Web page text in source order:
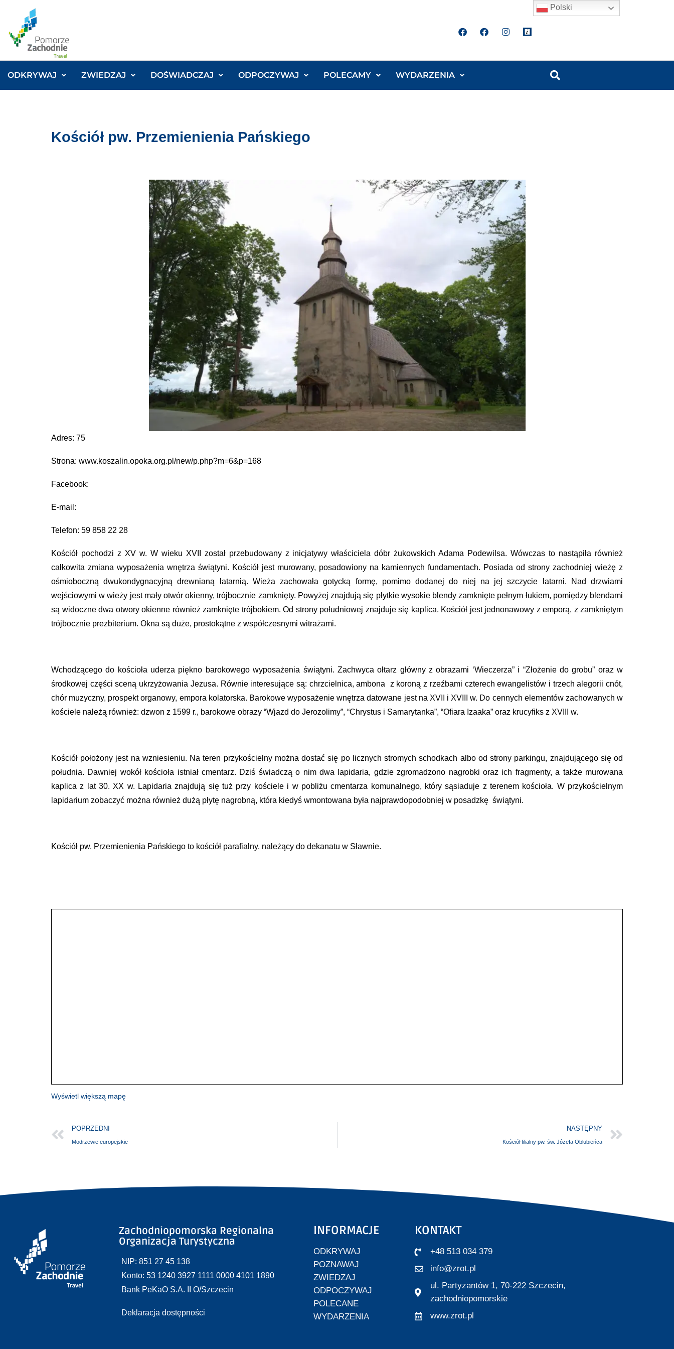
ODKRYWAJ ZWIEDZAJ DOŚWIADCZAJ ODPOCZYWAJ POLECAMY WYDARZENIA
Kościół pw. Przemienienia Pańskiego
Adres: 75
Strona: www.koszalin.opoka.org.pl/new/p.php?m=6&p=168
Facebook:
E-mail:
Telefon: 59 858 22 28
Kościół pochodzi z XV w. W wieku XVII został przebudowany z inicjatywy właściciela dóbr żukowskich Adama Podewilsa. Wówczas to nastąpiła również
całkowita zmiana wyposażenia wnętrza świątyni. Kościół jest murowany, posadowiony na kamiennych fundamentach. Posiada od strony zachodniej wieżę z
ośmioboczną dwukondygnacyjną drewnianą latarnią. Wieża zachowała gotycką formę, pomimo dodanej do niej na jej szczycie latarni. Nad drzwiami
wejściowymi w wieży jest mały otwór okienny, trójbocznie zamknięty. Powyżej znajdują się płytkie wysokie blendy zamknięte pełnym łukiem, pomiędzy blendami
są widoczne dwa otwory okienne również zamknięte trójbokiem. Od strony południowej znajduje się kaplica. Kościół jest jednonawowy z emporą, z zamkniętym
trójbocznie prezbiterium. Okna są duże, prostokątne z współczesnymi witrażami.
Wchodzącego do kościoła uderza piękno barokowego wyposażenia świątyni. Zachwyca ołtarz główny z obrazami ‘Wieczerza” i “Złożenie do grobu” oraz w
środkowej części sceną ukrzyżowania Jezusa. Równie interesujące są: chrzcielnica, ambona z koroną z rzeźbami czterech ewangelistów i trzech alegorii cnót,
chór muzyczny, prospekt organowy, empora kolatorska. Barokowe wyposażenie wnętrza datowane jest na XVII i XVIII w. Do cennych elementów zachowanych w
kościele należą również: dzwon z 1599 r., barokowe obrazy “Wjazd do Jerozolimy”, “Chrystus i Samarytanka”, “Ofiara Izaaka” oraz krucyfiks z XVIII w.
Kościół położony jest na wzniesieniu. Na teren przykościelny można dostać się po licznych stromych schodkach albo od strony parkingu, znajdującego się od
południa. Dawniej wokół kościoła istniał cmentarz. Dziś świadczą o nim dwa lapidaria, gdzie zgromadzono nagrobki oraz ich fragmenty, a także murowana
kaplica z lat 30. XX w. Lapidaria znajdują się tuż przy kościele i w pobliżu cmentarza komunalnego, który sąsiaduje z terenem kościoła. W przykościelnym
lapidarium zobaczyć można również dużą płytę nagrobną, która kiedyś wmontowana była najprawdopodobniej w posadzkę świątyni.
Kościół pw. Przemienienia Pańskiego to kościół parafialny, należący do dekanatu w Sławnie.
Wyświetl większą mapę
POPRZEDNI
Modrzewie europejskie
NASTĘPNY
Kościół filialny pw. św. Józefa Oblubieńca
Zachodniopomorska Regionalna
Organizacja Turystyczna
NIP: 851 27 45 138
Konto: 53 1240 3927 1111 0000 4101 1890
Bank PeKaO S.A. II O/Szczecin
Deklaracja dostępności
INFORMACJE
ODKRYWAJ
POZNAWAJ
ZWIEDZAJ
ODPOCZYWAJ
POLECANE
WYDARZENIA
KONTAKT
+48 513 034 379
info@zrot.pl
ul. Partyzantów 1, 70-222 Szczecin,
zachodniopomorskie
www.zrot.pl
Polski